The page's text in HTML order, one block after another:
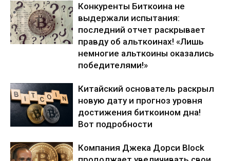
Конкуренты Биткоина не
выдержали испытания:
последний отчет раскрывает
правду об альткоинах! «Лишь
немногие альткоины оказались
победителями!»
Китайский основатель раскрыл
новую дату и прогноз уровня
достижения биткоином дна!
Вот подробности
Компания Джека Дорси Block